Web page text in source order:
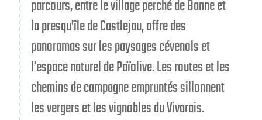
parcours, entre le village perché de Banne et
la presqu’île de Castlejau, offre des
panoramas sur les paysages cévenols et
l’espace naturel de Païolive. Les routes et les
chemins de campagne empruntés sillonnent
les vergers et les vignobles du Vivarais.